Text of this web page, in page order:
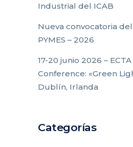
Industrial del ICAB
Nueva convocatoria
PYMES – 2026
17-20 junio 2026 –
Conference: «Green
Dublín, Irlanda
Categorías